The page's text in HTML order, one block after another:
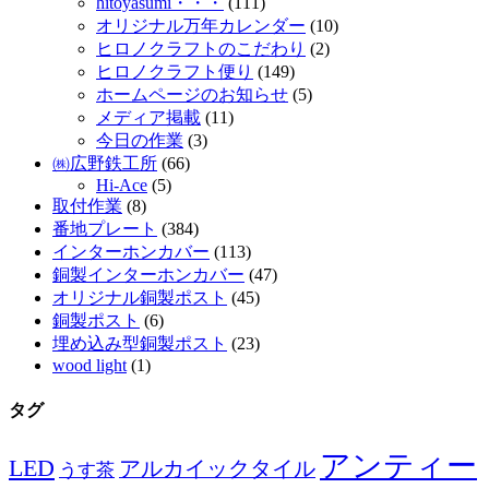
オリジナル万年カレンダー (10)
ヒロノクラフトのこだわり (2)
ヒロノクラフト便り (149)
ホームページのお知らせ (5)
メディア掲載 (11)
今日の作業 (3)
㈱広野鉄工所 (66)
Hi-Ace (5)
取付作業 (8)
番地プレート (384)
インターホンカバー (113)
銅製インターホンカバー (47)
オリジナル銅製ポスト (45)
銅製ポスト (6)
埋め込み型銅製ポスト (23)
wood light (1)
タグ
LED うす茶 アルカイックタイル アンティー